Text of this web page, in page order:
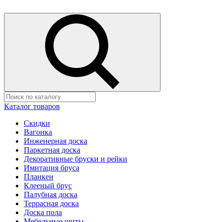
Каталог товаров
Скидки
Вагонка
Инженерная доска
Паркетная доска
Декоративные бруски и рейки
Имитация бруса
Планкен
Клееный брус
Палубная доска
Террасная доска
Доска пола